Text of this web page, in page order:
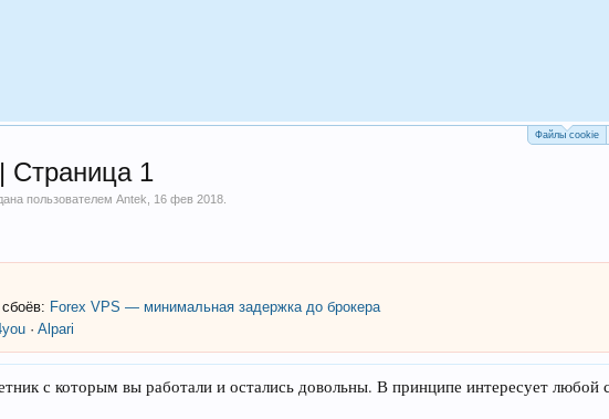
Файлы cookie
Страница 1
пользователемAntek 16 фев 2018
Forex VPS — минимальная задержка до брокера
·Alpari
с которым вы работали и остались довольны. В принципе интересует любой